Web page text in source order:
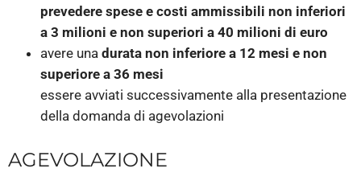
prevedere spese e costi ammissibili non inferiori
a 3 milioni e non superiori a 40 milioni di euro
avere una durata non inferiore a 12 mesi e non
superiore a 36 mesi
essere avviati successivamente alla presentazione
della domanda di agevolazioni
AGEVOLAZIONE